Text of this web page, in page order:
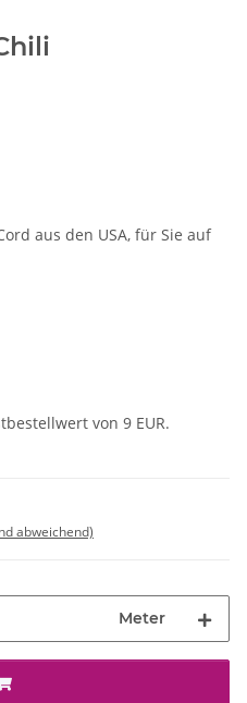
aus den USA, für Sie auf
von 9 EUR.
abweichend)
Meter